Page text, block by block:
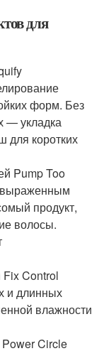
для
форм. Без
— укладка
для коротких
Pump Too
выраженным
продукт,
волосы.
Control
и длинных
влажности
Power Circle